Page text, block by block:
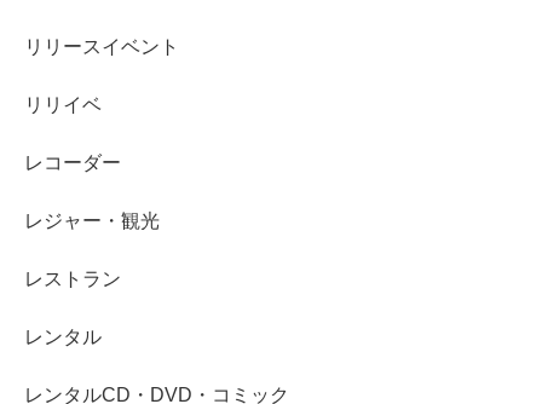
リリースイベント
リリイベ
レコーダー
レジャー・観光
レストラン
レンタル
レンタルCD・DVD・コミック